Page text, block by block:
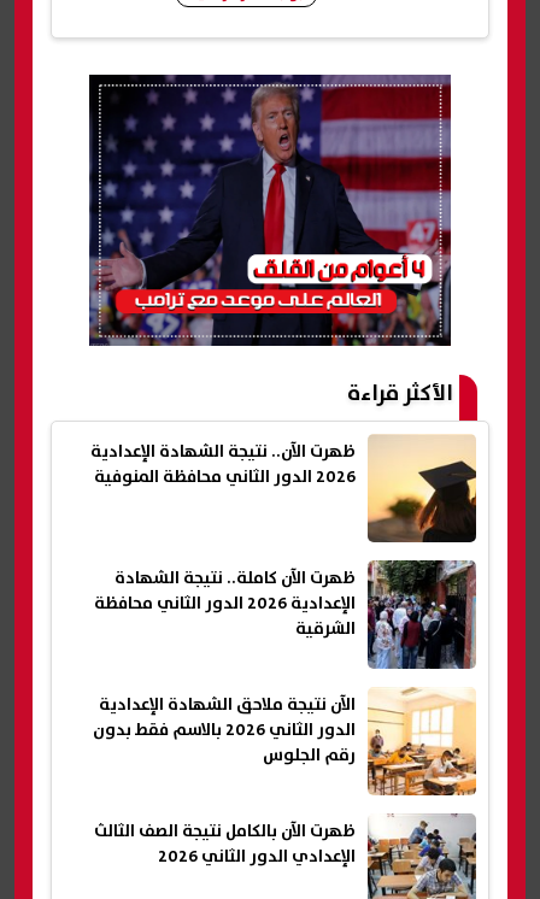
الأكثر قراءة
ظهرت الآن.. نتيجة الشهادة الإعدادية
2026 الدور الثاني محافظة المنوفية
ظهرت الآن كاملة.. نتيجة الشهادة
الإعدادية 2026 الدور الثاني محافظة
الشرقية
الآن نتيجة ملاحق الشهادة الإعدادية
الدور الثاني 2026 بالاسم فقط بدون
رقم الجلوس
ظهرت الآن بالكامل نتيجة الصف الثالث
الإعدادي الدور الثاني 2026